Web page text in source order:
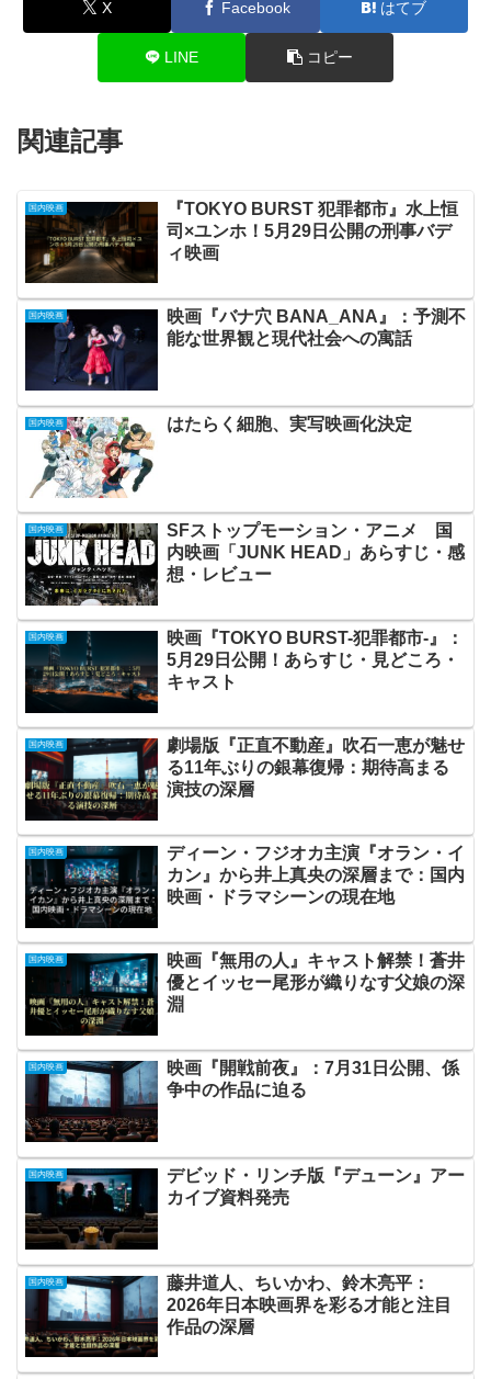
X Facebook はてブ
LINE コピー
関連記事
国内映画
『TOKYO BURST 犯罪都市』水上恒
司×ユンホ！5月29日公開の刑事バデ
ィ映画
国内映画
映画『バナ穴 BANA_ANA』：予測不
能な世界観と現代社会への寓話
国内映画 はたらく細胞、実写映画化決定
国内映画
SFストップモーション・アニメ 国
内映画「JUNK HEAD」あらすじ・感
想・レビュー
国内映画
映画『TOKYO BURST-犯罪都市-』：
5月29日公開！あらすじ・見どころ・
キャスト
国内映画
劇場版『正直不動産』吹石一恵が魅せ
る11年ぶりの銀幕復帰：期待高まる
演技の深層
国内映画
ディーン・フジオカ主演『オラン・イ
カン』から井上真央の深層まで：国内
映画・ドラマシーンの現在地
国内映画
映画『無用の人』キャスト解禁！蒼井
優とイッセー尾形が織りなす父娘の深
淵
国内映画
映画『開戦前夜』：7月31日公開、係
争中の作品に迫る
国内映画
デビッド・リンチ版『デューン』アー
カイブ資料発売
国内映画
藤井道人、ちいかわ、鈴木亮平：
2026年日本映画界を彩る才能と注目
作品の深層